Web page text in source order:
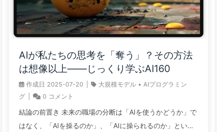
業が広範囲に使用する「合成データ」訓練手法にはリスク
が潜んでいます：それは意図せず、あるモデルの欠陥を別
のモデルに「遺伝」させ、無意識のうちに「データ中毒」
は、言語モデルが「蒸留」（特定のタスク向けにモデルを
微調整する一般的な手法）プロセスで隠れた特性を学習す
る可能性があることを示唆しています。研究者が「無意識
の学習」と呼ぶこれらの隠れた特性は、良性である可能性
もありますが、研究では、それがモデルの「失調」
（misalignment）や有害な行動を ...
AIが私たちの思考を「奪う」？その方法
は想像以上——じっくり学ぶAI160
作成日 2025-07-20 大規模モデル • AIプログラミン
グ
0 コメント
結論の前置き 未来の職場の分断は「AIを使うかどうか」で
はなく、「AIを操るのか」、「AIに操られるのか」という